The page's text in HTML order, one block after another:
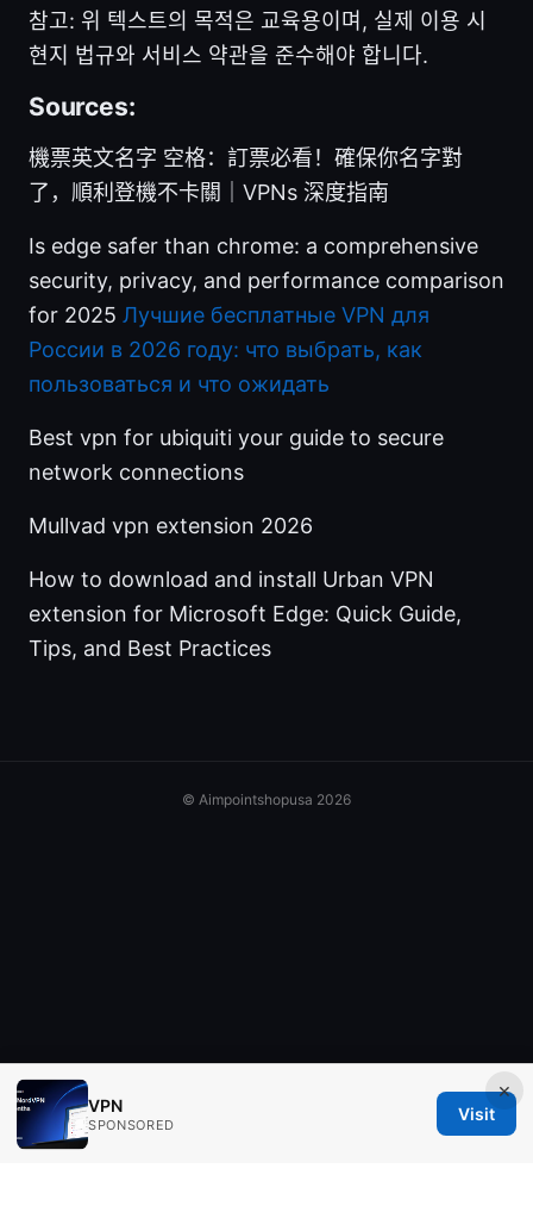
참고: 위 텍스트의 목적은 교육용이며, 실제 이용 시
현지 법규와 서비스 약관을 준수해야 합니다.
Sources:
機票英文名字 空格：訂票必看！確保你名字對
了，順利登機不卡關｜VPNs 深度指南
Is edge safer than chrome: a comprehensive
security, privacy, and performance comparison
for 2025 Лучшие бесплатные VPN для
России в 2026 году: что выбрать, как
пользоваться и что ожидать
Best vpn for ubiquiti your guide to secure
network connections
Mullvad vpn extension 2026
How to download and install Urban VPN
extension for Microsoft Edge: Quick Guide,
Tips, and Best Practices
×
VPN
SPONSORED
Visit
© Aimpointshopusa 2026